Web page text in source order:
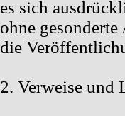
es sich
ohne
die
2. Verweise und